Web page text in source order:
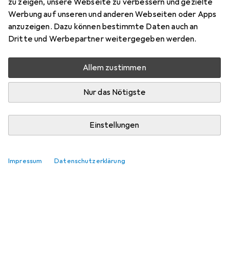
zu zeigen, unsere Webseite zu verbessern und gezielte
Werbung auf unseren und anderen Webseiten oder Apps
anzuzeigen. Dazu können bestimmte Daten auch an
Dritte und Werbepartner weitergegeben werden.
Allem zustimmen
Nur das Nötigste
Einstellungen
Impressum Datenschutzerklärung
Relevanz
Produktliste
Keine Produkte gefunden